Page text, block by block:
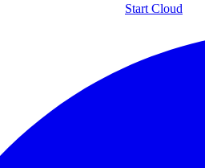
Start Cloud